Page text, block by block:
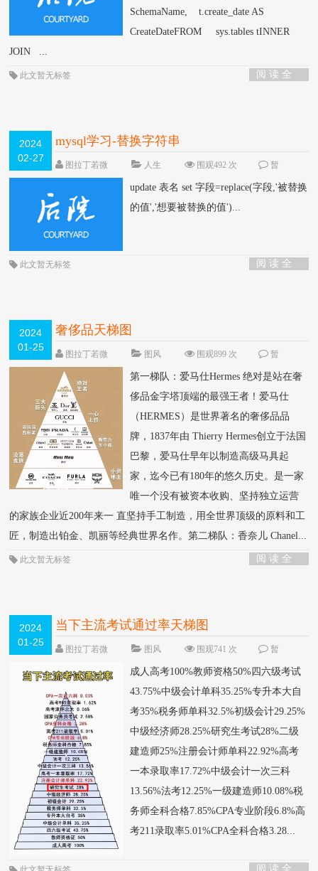
SchemaName, t.create_date AS
CreateDateFROM sys.tables tINNER
JOIN ...
阅 读 全
此文暂无标签
2024
02-27
mysql学习-替换字符串
图拉丁若微 人生 围观492 次
暂
无
update 表名 set 字段=replace(字段,'被替换
的值','想要被替换的值')...
阅 读 全
此文暂无标签
2024
01-25
奢侈品天梯图
图拉丁若微 图风 围观899 次
暂
无
第一梯队：爱马仕Hermes 绝对是站在奢
侈品金字塔顶端的最强王者！爱马仕
（HERMES）是世界著名的奢侈品品
牌，1837年由 Thierry Hermes创立于法国
巴黎，爱马仕早年以制造高级马具起
家，迄今已有180年的悠久历史。是一家
唯一个没有被资本收购、坚持独立运营
的家族企业近200年来一 直坚持手工制造，用全世界顶级的原料和工
匠，制造出铂金、凯丽等经典世界名作。第二梯队：香奈儿 Chanel...
阅 读 全
此文暂无标签
2024
01-25
当下主流考试通过率天梯图
图拉丁若微 图风 围观741 次
暂
成人高考100%教师资格50%四六级考试
43.75%中级会计单科35.25%专升本大自
考35%税务师单科32.5%初级会计29.25%
中级经济师28.25%研究生考试28%二级
建造师25%注册会计师单科22.92%高考
一本录取率17.72%中级会计一次三科
13.56%法考12.25%一级建造师10.08%税
务师全科合格7.85%CPA专业阶段6.8%高
考211录取率5.01%CPA全科合格3.28...
阅 读 全